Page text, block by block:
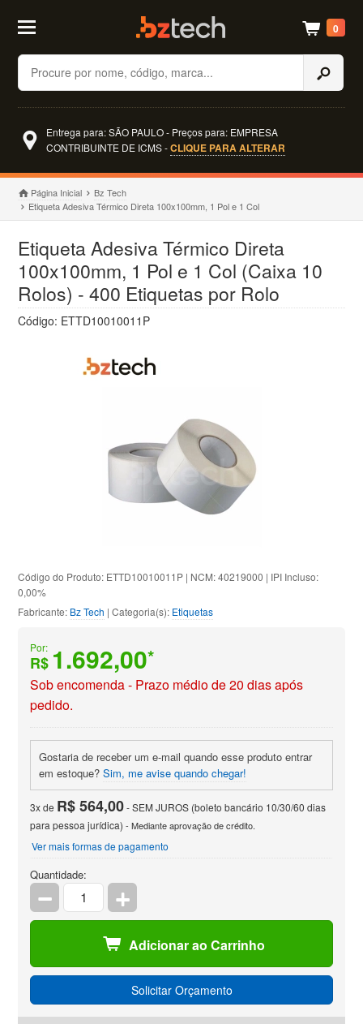
Buscar
0
Entrega para: SÃO PAULO - Preços para: EMPRESA
CONTRIBUINTE DE ICMS -CLIQUE PARA ALTERAR
Página Inicial
Bz Tech
Etiqueta Adesiva Térmico Direta 100x100mm, 1 Pol e 1 Col
Etiqueta Adesiva Térmico Direta
100x100mm, 1 Pol e 1 Col (Caixa 10
Rolos) - 400 Etiquetas por Rolo
Código: ETTD10010011P
Código do Produto: ETTD10010011P | NCM: 40219000 | IPI Incluso:
0,00%
Fabricante: Bz Tech | Categoria(s): Etiquetas
Por:
R$ 1.692,00*
Sob encomenda - Prazo médio de 20 dias após
pedido.
Gostaria de receber um e-mail quando esse produto entrar
em estoque?Sim, me avise quando chegar!
3x de R$ 564,00- SEM JUROS (boleto bancário 10/30/60 dias
para pessoa jurídica) - Mediante aprovação de crédito.
Ver mais formas de pagamento
Quantidade:
Adicionar ao Carrinho
Solicitar Orçamento